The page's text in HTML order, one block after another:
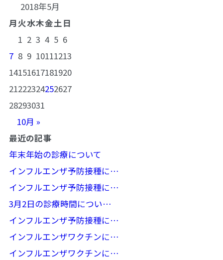
2018年5月
月火水木金土日
1 2 3 4 5 6
7 8 9 10111213
14151617181920
21222324252627
28293031
10月 »
最近の記事
年末年始の診療について
インフルエンザ予防接種に…
インフルエンザ予防接種に…
3月2日の診療時間につい…
インフルエンザ予防接種に…
インフルエンザワクチンに…
インフルエンザワクチンに…